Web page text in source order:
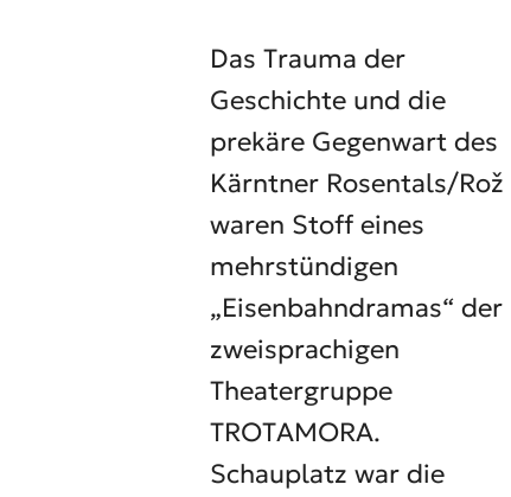
Das Trauma der
Geschichte und die
prekäre Gegenwart des
Kärntner Rosentals/Rož
waren Stoff eines
mehrstündigen
„Eisenbahndramas“ der
zweisprachigen
Theatergruppe
TROTAMORA.
Schauplatz war die